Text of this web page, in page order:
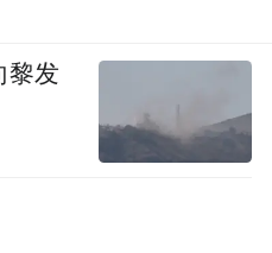
黎发